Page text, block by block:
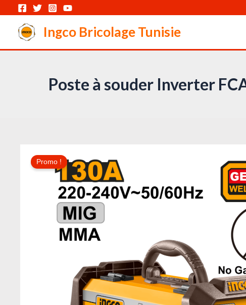
contenu
Ingco Bricolage Tunisie
Poste à souder Inverter
Promo !